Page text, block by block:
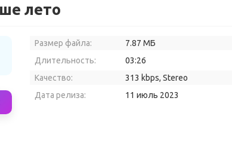
лето
Размер файла:
7.87 МБ
Длительность:
03:26
Качество:
313 kbps, Stereo
Дата релиза:
11 июль 2023